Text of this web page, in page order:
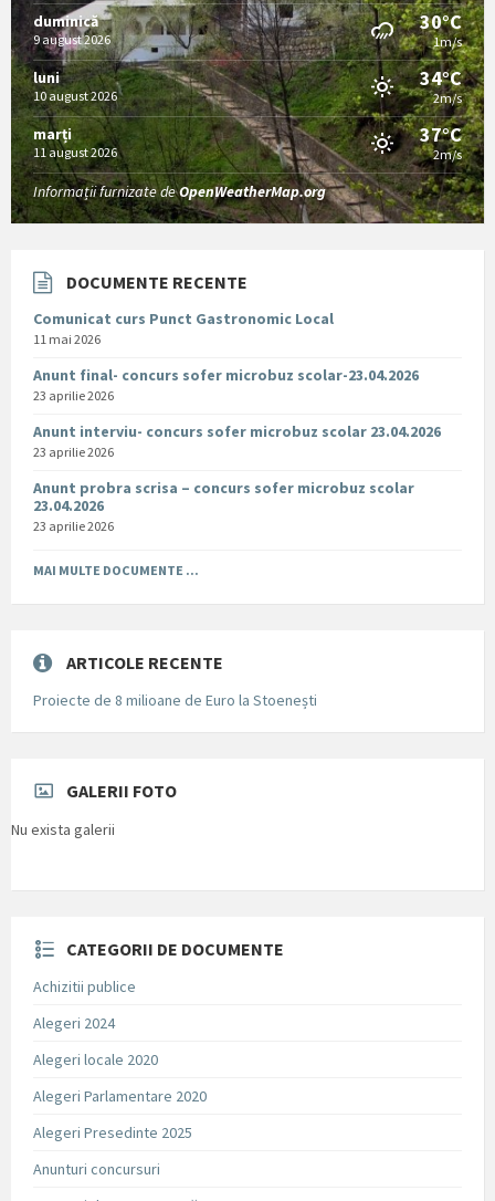
duminică
9 august 2026
30°C
1m/s
luni
10 august 2026
34°C
2m/s
marți
11 august 2026
37°C
2m/s
Informații furnizate deOpenWeatherMap.org
DOCUMENTE RECENTE
Comunicat curs Punct Gastronomic Local
11 mai 2026
Anunt final- concurs sofer microbuz scolar-23.04.2026
23 aprilie 2026
Anunt interviu- concurs sofer microbuz scolar 23.04.2026
23 aprilie 2026
Anunt probra scrisa – concurs sofer microbuz scolar
23.04.2026
23 aprilie 2026
MAI MULTE DOCUMENTE ...
ARTICOLE RECENTE
Proiecte de 8 milioane de Euro la Stoenești
GALERII FOTO
Nu exista galerii
CATEGORII DE DOCUMENTE
Achizitii publice
Alegeri 2024
Alegeri locale 2020
Alegeri Parlamentare 2020
Alegeri Presedinte 2025
Anunturi concursuri